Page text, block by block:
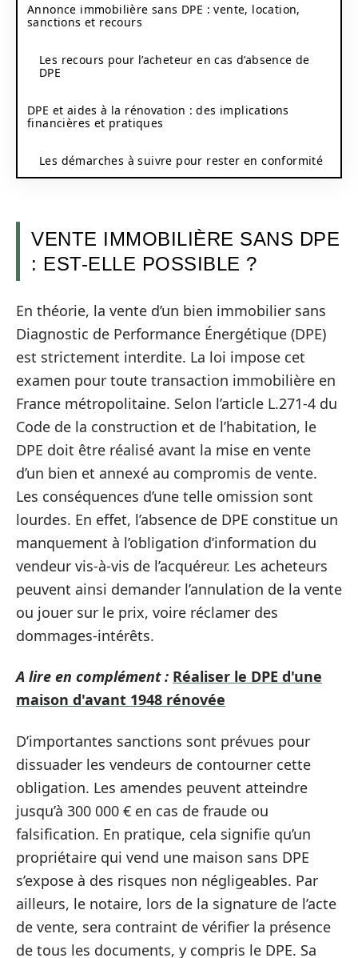
Annonce immobilière sans DPE : vente, location,
sanctions et recours
Les recours pour l’acheteur en cas d’absence de
DPE
DPE et aides à la rénovation : des implications
financières et pratiques
Les démarches à suivre pour rester en conformité
VENTE IMMOBILIÈRE SANS DPE
: EST-ELLE POSSIBLE ?
En théorie, la vente d’un bien immobilier sans
Diagnostic de Performance Énergétique (DPE)
est strictement interdite. La loi impose cet
examen pour toute transaction immobilière en
France métropolitaine. Selon l’article L.271-4 du
Code de la construction et de l’habitation, le
DPE doit être réalisé avant la mise en vente
d’un bien et annexé au compromis de vente.
Les conséquences d’une telle omission sont
lourdes. En effet, l’absence de DPE constitue un
manquement à l’obligation d’information du
vendeur vis-à-vis de l’acquéreur. Les acheteurs
peuvent ainsi demander l’annulation de la vente
ou jouer sur le prix, voire réclamer des
dommages-intérêts.
A lire en complément : Réaliser le DPE d'une
maison d'avant 1948 rénovée
D’importantes sanctions sont prévues pour
dissuader les vendeurs de contourner cette
obligation. Les amendes peuvent atteindre
jusqu’à 300 000 € en cas de fraude ou
falsification. En pratique, cela signifie qu’un
propriétaire qui vend une maison sans DPE
s’expose à des risques non négligeables. Par
ailleurs, le notaire, lors de la signature de l’acte
de vente, sera contraint de vérifier la présence
de tous les documents, y compris le DPE. Sa